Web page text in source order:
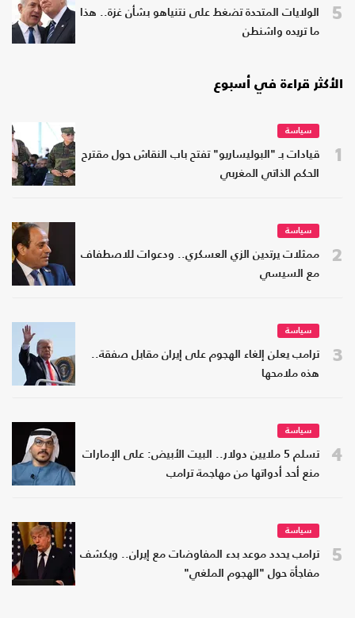
5
الولايات المتحدة تضغط على نتنياهو بشأن غزة.. هذا
ما تريده واشنطن
الأكثر قراءة في أسبوع
1
سياسة
قيادات بـ "البوليساريو" تفتح باب النقاش حول مقترح
الحكم الذاتي المغربي
2
سياسة
ممثلات يرتدين الزي العسكري.. ودعوات للاصطفاف
مع السيسي
3
سياسة
ترامب يعلن إلغاء الهجوم على إيران مقابل صفقة..
هذه ملامحها
4
سياسة
تسلم 5 ملايين دولار.. البيت الأبيض: على الإمارات
منع أحد أدواتها من مهاجمة ترامب
5
سياسة
ترامب يحدد موعد بدء المفاوضات مع إيران.. ويكشف
مفاجأة حول "الهجوم الملغي"